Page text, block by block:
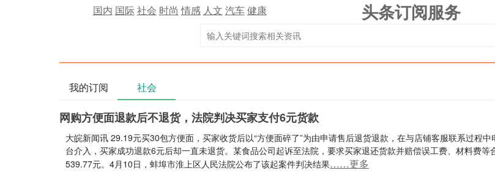
国内 国际社会 时尚 情感 人文 汽车健康 头条订阅服务
我的订阅 社会
网购方便面退款后不退货，法院判决买家支付6元货款
大皖新闻讯 29.19元买30包方便面，买家收货后以“方便面碎了”为由申请售后退货退款，在与店铺客服联系过程中
台介入，买家成功退款6元后却一直未退货。某食品公司起诉至法院，要求买家退还货款并赔偿误工费、材料费等
539.77元。4月10日，蚌埠市淮上区人民法院公布了该起案件判决结果……更多